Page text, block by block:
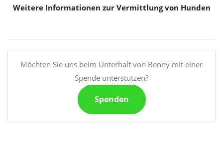
Weitere Informationen zur Vermittlung von Hunden
Möchten Sie uns beim Unterhalt von Benny mit einer
Spende unterstützen?
Spenden